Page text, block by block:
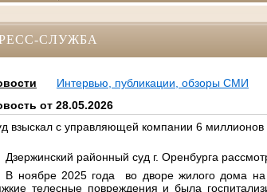
СЛУЖБА
Интервью, публикации, обзоры СМИ
от 28.05.2026
взыскал с управляющей компании 6 миллионов
Дзержинский районный суд г. Оренбурга
В ноябре 2025 года во дворе жилого дома
телесные повреждения и была